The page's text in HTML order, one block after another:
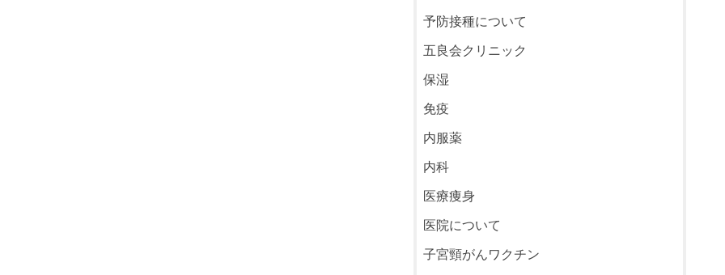
予防接種について
五良会クリニック
保湿
免疫
内服薬
内科
医療痩身
医院について
子宮頸がんワクチン